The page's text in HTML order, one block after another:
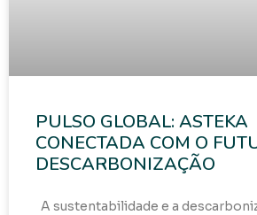
PULSO GLOBAL: ASTEKA
CONECTADA COM O
DESCARBONIZAÇÃO
A sustentabilidade e a